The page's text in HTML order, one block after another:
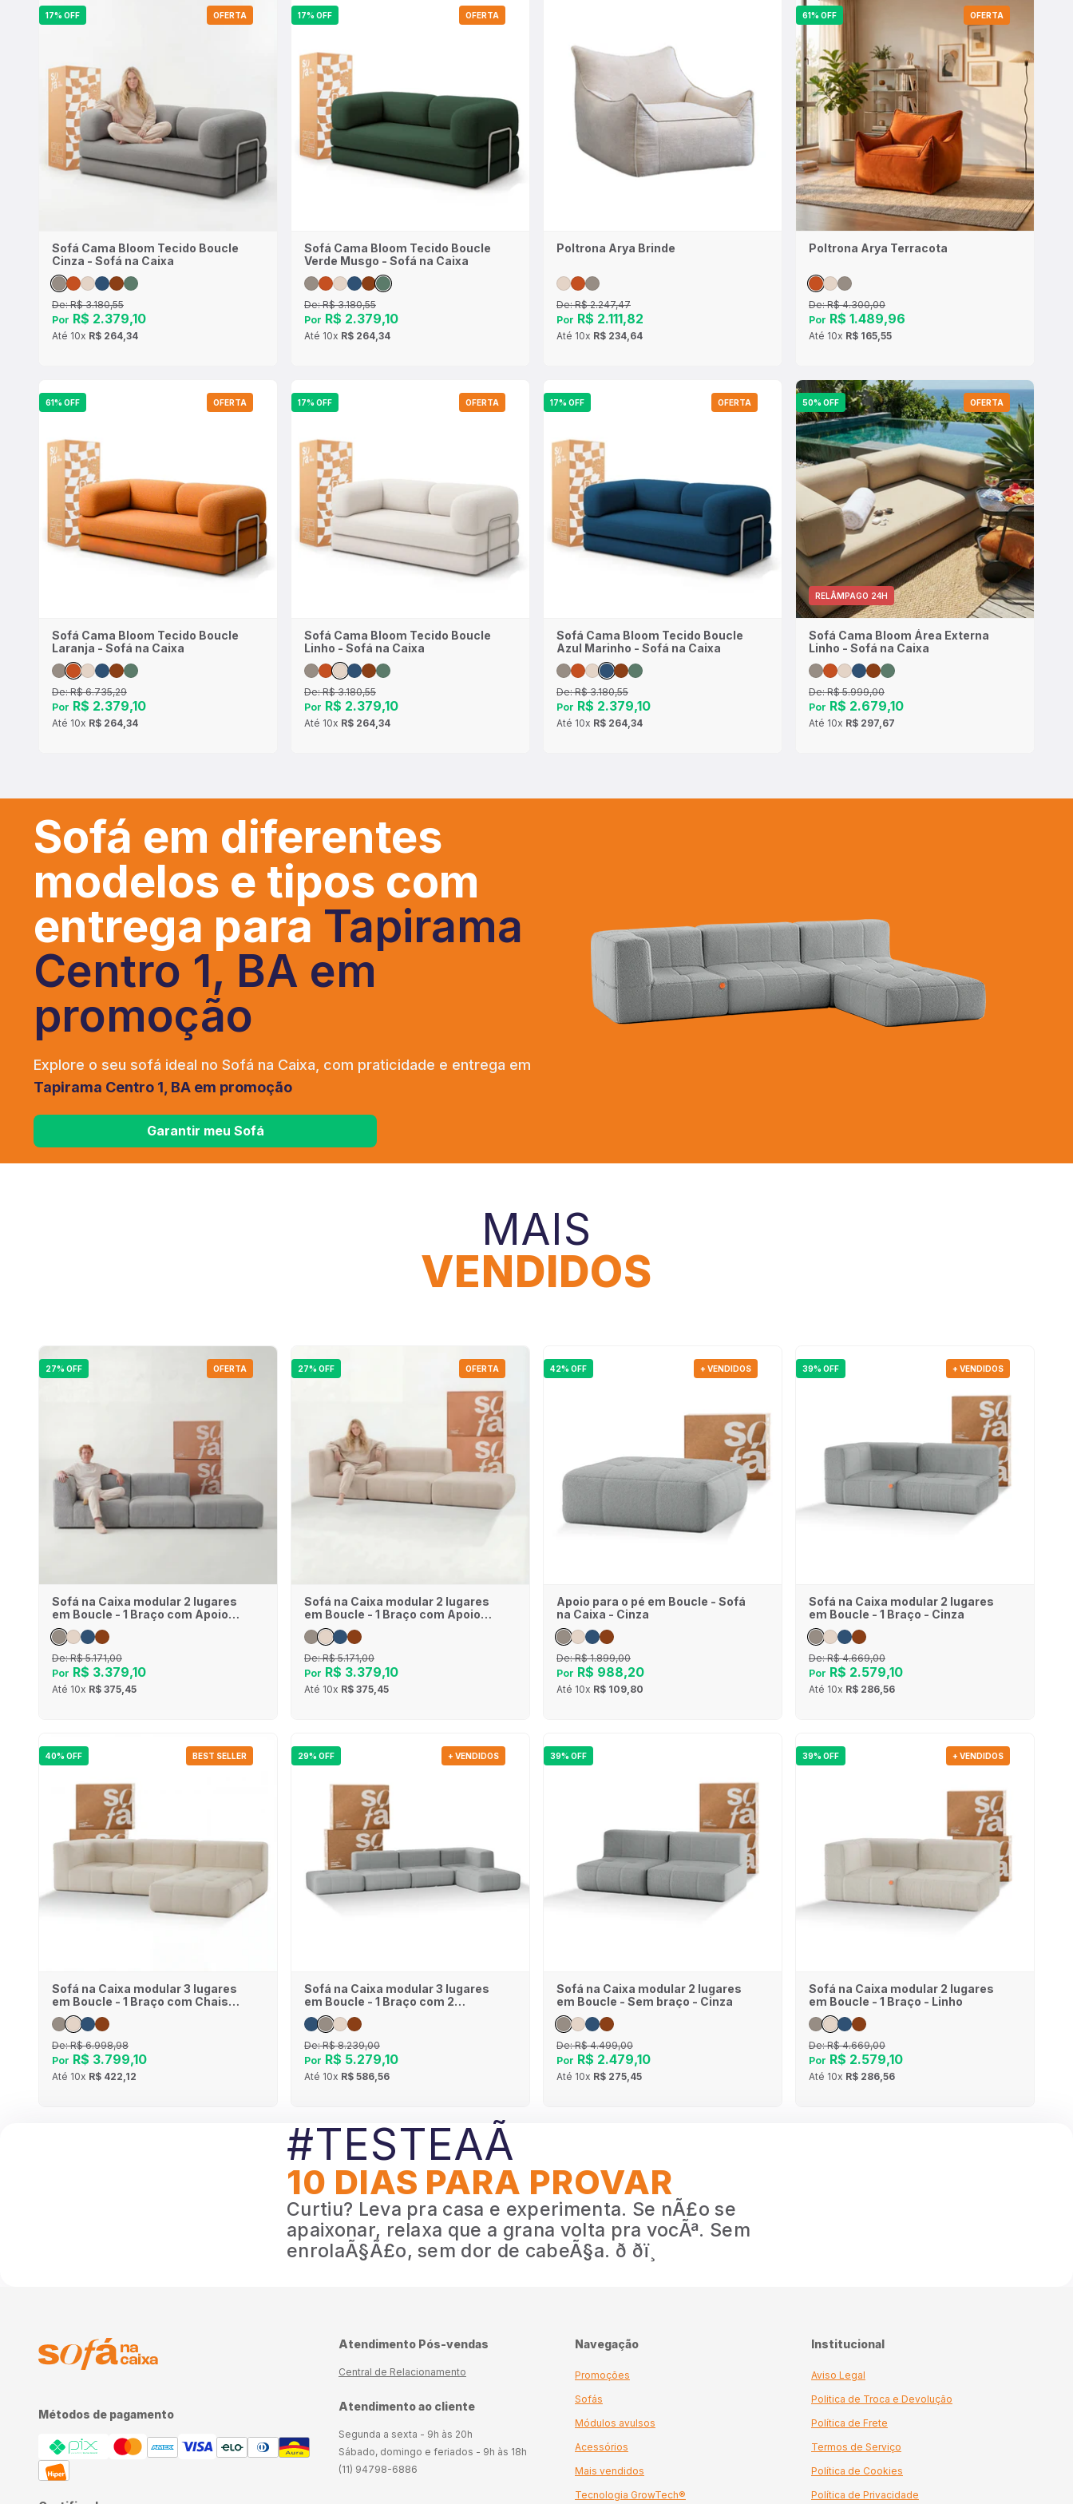
17% OFF OFERTA
Sofá Cama Bloom Tecido Boucle
Cinza - Sofá na Caixa
De:R$ 3.180,55
Por R$ 2.379,10
Até 10x R$ 264,34
17% OFF OFERTA
Sofá Cama Bloom Tecido Boucle
Verde Musgo - Sofá na Caixa
De:R$ 3.180,55
Por R$ 2.379,10
Até 10x R$ 264,34
Poltrona Arya Brinde
De:R$ 2.247,47
Por R$ 2.111,82
Até 10x R$ 234,64
61% OFF OFERTA
Poltrona Arya Terracota
De:R$ 4.300,00
Por R$ 1.489,96
Até 10x R$ 165,55
61% OFF OFERTA
Sofá Cama Bloom Tecido Boucle
Laranja - Sofá na Caixa
De:R$ 6.735,29
Por R$ 2.379,10
Até 10x R$ 264,34
17% OFF OFERTA
Sofá Cama Bloom Tecido Boucle
Linho - Sofá na Caixa
De:R$ 3.180,55
Por R$ 2.379,10
Até 10x R$ 264,34
17% OFF OFERTA
Sofá Cama Bloom Tecido Boucle
Azul Marinho - Sofá na Caixa
De:R$ 3.180,55
Por R$ 2.379,10
Até 10x R$ 264,34
50% OFF OFERTA
RELÂMPAGO 24H
Sofá Cama Bloom Área Externa
Linho - Sofá na Caixa
De:R$ 5.999,00
Por R$ 2.679,10
Até 10x R$ 297,67
Sofá em diferentes
modelos e tipos com
entrega para Tapirama
Centro 1, BA em
promoção
Explore o seu sofá ideal no Sofá na Caixa, com praticidade e entrega em
Tapirama Centro 1, BA em promoção
Garantir meu Sofá
MAIS
VENDIDOS
27% OFF OFERTA
Sofá na Caixa modular 2 lugares
em Boucle - 1 Braço com Apoio
de pé - Cinza
De:R$ 5.171,00
Por R$ 3.379,10
Até 10x R$ 375,45
27% OFF OFERTA
Sofá na Caixa modular 2 lugares
em Boucle - 1 Braço com Apoio
de pé - Linho
De:R$ 5.171,00
Por R$ 3.379,10
Até 10x R$ 375,45
42% OFF + VENDIDOS
Apoio para o pé em Boucle - Sofá
na Caixa - Cinza
De:R$ 1.899,00
Por R$ 988,20
Até 10x R$ 109,80
39% OFF + VENDIDOS
Sofá na Caixa modular 2 lugares
em Boucle - 1 Braço - Cinza
De:R$ 4.669,00
Por R$ 2.579,10
Até 10x R$ 286,56
40% OFF BEST SELLER
Sofá na Caixa modular 3 lugares
em Boucle - 1 Braço com Chaise
- Linho
De:R$ 6.998,98
Por R$ 3.799,10
Até 10x R$ 422,12
29% OFF + VENDIDOS
Sofá na Caixa modular 3 lugares
em Boucle - 1 Braço com 2
Chaises - Cinza
De:R$ 8.239,00
Por R$ 5.279,10
Até 10x R$ 586,56
39% OFF
Sofá na Caixa modular 2 lugares
em Boucle - Sem braço - Cinza
De:R$ 4.499,00
Por R$ 2.479,10
Até 10x R$ 275,45
39% OFF + VENDIDOS
Sofá na Caixa modular 2 lugares
em Boucle - 1 Braço - Linho
De:R$ 4.669,00
Por R$ 2.579,10
Até 10x R$ 286,56
#TESTEAÃ
10 DIAS PARA PROVAR
Curtiu? Leva pra casa e experimenta. Se nÃ£o se
apaixonar, relaxa que a grana volta pra vocÃª. Sem
enrolaÃ§Ã£o, sem dor de cabeÃ§a. ð ðï¸
Métodos de pagamento
Atendimento Pós-vendas
Central de Relacionamento
Atendimento ao cliente
Segunda a sexta - 9h às 20h
Sábado, domingo e feriados - 9h às 18h
(11) 94798-6886
Navegação
Promoções
Sofás
Módulos avulsos
Acessórios
Mais vendidos
Tecnologia GrowTech®
Institucional
Aviso Legal
Politica de Troca e Devolução
Política de Frete
Termos de Serviço
Política de Cookies
Política de Privacidade